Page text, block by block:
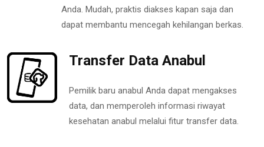
Anda. Mudah, praktis diakses kapan saja dan
dapat membantu mencegah kehilangan berkas.
Transfer Data Anabul
Pemilik baru anabul Anda dapat mengakses
data, dan memperoleh informasi riwayat
kesehatan anabul melalui fitur transfer data.